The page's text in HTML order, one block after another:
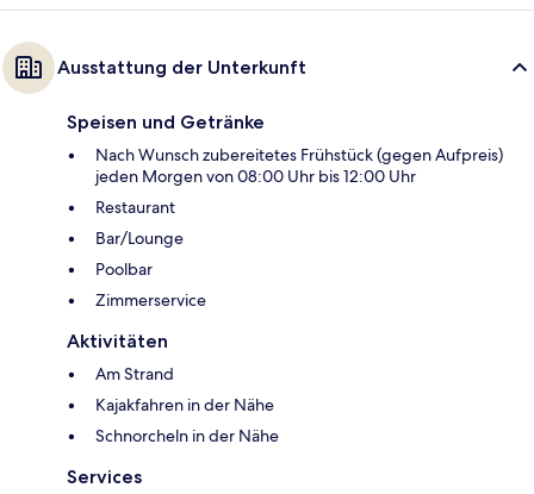
Ausstattung der Unterkunft
Speisen und Getränke
Nach Wunsch zubereitetes Frühstück (gegen Aufpreis)
jeden Morgen von 08:00 Uhr bis 12:00 Uhr
Restaurant
Bar/Lounge
Poolbar
Zimmerservice
Aktivitäten
Am Strand
Kajakfahren in der Nähe
Schnorcheln in der Nähe
Services